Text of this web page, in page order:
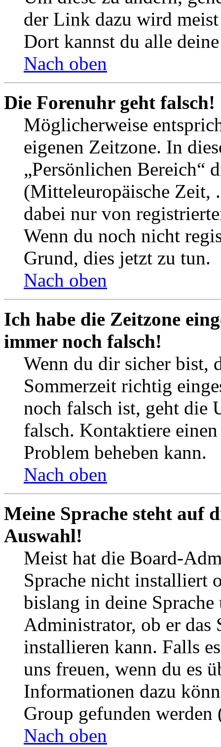
der Link dazu wird
Dort kannst du alle
Nach oben
Die Forenuhr geht falsch!
Möglicherweise
eigenen Zeitzone. In
„Persönlichen Bereich“
(Mitteleuropäische Zeit,
dabei nur von
Wenn du noch nicht
Grund, dies jetzt zu tun.
Nach oben
Ich habe die Zeitzone
immer noch falsch!
Wenn du dir sicher bist,
Sommerzeit richtig
noch falsch ist, geht die
falsch. Kontaktiere
Problem beheben kann.
Nach oben
Meine Sprache steht auf
Auswahl!
Meist hat die Board-
Sprache nicht installiert
bislang in deine
Administrator, ob er das
installieren kann. Falls
uns freuen, wenn du es
Informationen dazu
Group gefunden
Nach oben